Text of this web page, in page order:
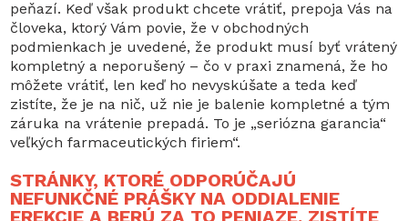
peňazí. Keď však produkt chcete vrátiť, prepoja Vás na
človeka, ktorý Vám povie, že v obchodných
podmienkach je uvedené, že produkt musí byť vrátený
kompletný a neporušený – čo v praxi znamená, že ho
môžete vrátiť, len keď ho nevyskúšate a teda keď
zistíte, že je na nič, už nie je balenie kompletné a tým
záruka na vrátenie prepadá. To je „seriózna garancia“
veľkých farmaceutických firiem“.
STRÁNKY, KTORÉ ODPORÚČAJÚ
NEFUNKČNÉ PRÁŠKY NA ODDIALENIE
EREKCIE A BERÚ ZA TO PENIAZE. ZISTÍTE